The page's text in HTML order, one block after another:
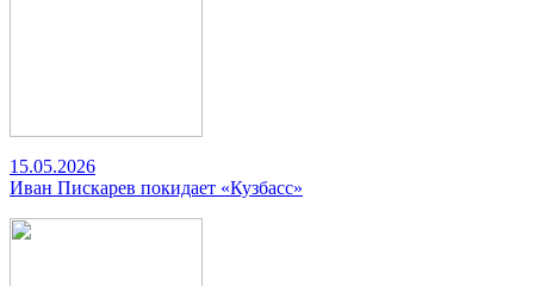
15.05.2026
Иван Пискарев покидает «Кузбасс»